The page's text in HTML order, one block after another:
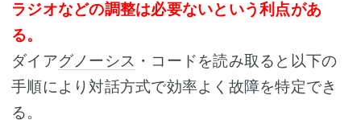
ラジオなどの調整は必要ないという利点があ
る。
ダイアグノーシス ・コードを読み取ると以下の
手順により対話方式で効率よく故障を特定でき
る。